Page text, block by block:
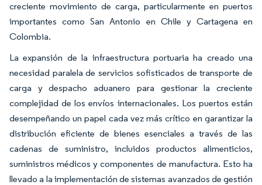
creciente movimiento de carga, particularmente en puertos
importantes como San Antonio en Chile y Cartagena en
Colombia.
La expansión de la infraestructura portuaria ha creado una
necesidad paralela de servicios sofisticados de transporte de
carga y despacho aduanero para gestionar la creciente
complejidad de los envíos internacionales. Los puertos están
desempeñando un papel cada vez más crítico en garantizar la
distribución eficiente de bienes esenciales a través de las
cadenas de suministro, incluidos productos alimenticios,
suministros médicos y componentes de manufactura. Esto ha
llevado a la implementación de sistemas avanzados de gestión